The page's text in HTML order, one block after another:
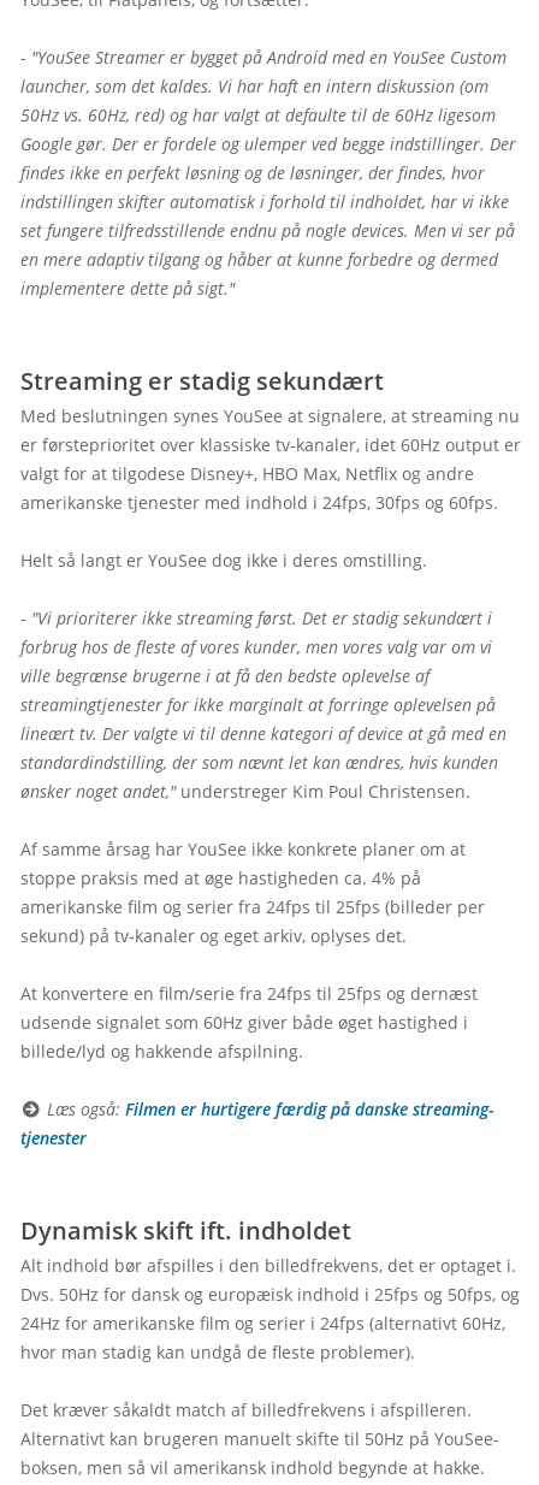
- "YouSee Streamer er bygget på Android med en YouSee Custom
launcher, som det kaldes. Vi har haft en intern diskussion (om
50Hz vs. 60Hz, red) og har valgt at defaulte til de 60Hz ligesom
Google gør. Der er fordele og ulemper ved begge indstillinger. Der
findes ikke en perfekt løsning og de løsninger, der findes, hvor
indstillingen skifter automatisk i forhold til indholdet, har vi ikke
set fungere tilfredsstillende endnu på nogle devices. Men vi ser på
en mere adaptiv tilgang og håber at kunne forbedre og dermed
implementere dette på sigt."
Streaming er stadig sekundært
Med beslutningen synes YouSee at signalere, at streaming nu
er førsteprioritet over klassiske tv-kanaler, idet 60Hz output er
valgt for at tilgodese Disney+, HBO Max, Netflix og andre
amerikanske tjenester med indhold i 24fps, 30fps og 60fps.
Helt så langt er YouSee dog ikke i deres omstilling.
- "Vi prioriterer ikke streaming først. Det er stadig sekundært i
forbrug hos de fleste af vores kunder, men vores valg var om vi
ville begrænse brugerne i at få den bedste oplevelse af
streamingtjenester for ikke marginalt at forringe oplevelsen på
lineært tv. Der valgte vi til denne kategori af device at gå med en
standardindstilling, der som nævnt let kan ændres, hvis kunden
ønsker noget andet," understreger Kim Poul Christensen.
Af samme årsag har YouSee ikke konkrete planer om at
stoppe praksis med at øge hastigheden ca. 4% på
amerikanske film og serier fra 24fps til 25fps (billeder per
sekund) på tv-kanaler og eget arkiv, oplyses det.
At konvertere en film/serie fra 24fps til 25fps og dernæst
udsende signalet som 60Hz giver både øget hastighed i
billede/lyd og hakkende afspilning.
Læs også: Filmen er hurtigere færdig på danske streaming-
tjenester
Dynamisk skift ift. indholdet
Alt indhold bør afspilles i den billedfrekvens, det er optaget i.
Dvs. 50Hz for dansk og europæisk indhold i 25fps og 50fps, og
24Hz for amerikanske film og serier i 24fps (alternativt 60Hz,
hvor man stadig kan undgå de fleste problemer).
Det kræver såkaldt match af billedfrekvens i afspilleren.
Alternativt kan brugeren manuelt skifte til 50Hz på YouSee-
boksen, men så vil amerikansk indhold begynde at hakke.